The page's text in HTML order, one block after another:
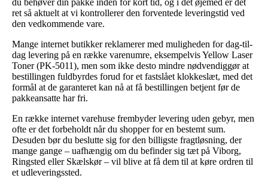
ret så aktuelt at vi kontrollerer den forventede leveringstid ved
den vedkommende vare.
Mange internet butikker reklamerer med muligheden for dag-til-
dag levering på en række varenumre, eksempelvis Yellow Laser
Toner (PK-5011), men som ikke desto mindre nødvendiggør at
bestillingen fuldbyrdes forud for et fastslået klokkeslæt, med det
formål at de garanteret kan nå at få bestillingen betjent før de
pakkeansatte har fri.
En række internet varehuse frembyder levering uden gebyr, men
ofte er det forbeholdt når du shopper for en bestemt sum.
Desuden bør du beslutte sig for den billigste fragtløsning, der
mange gange – uafhængig om du befinder sig tæt på Viborg,
Ringsted eller Skælskør – vil blive at få dem til at køre ordren til
et udleveringssted.